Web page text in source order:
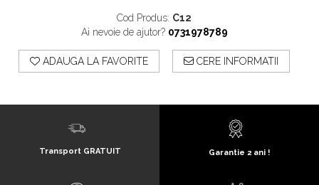
Cod Produs: C12
Ai nevoie de ajutor? 0731978789
ADAUGA LA FAVORITE CERE INFORMATII
Transport GRATUIT Garantie 2 ani !